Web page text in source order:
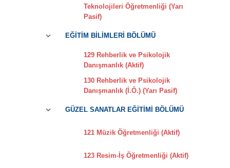
Teknolojileri Öğretmenliği (Yarı
Pasif)
EĞİTİM BİLİMLERİ BÖLÜMÜ
129 Rehberlik ve Psikolojik
Danışmanlık (Aktif)
130 Rehberlik ve Psikolojik
Danışmanlık (İ.Ö.) (Yarı Pasif)
GÜZEL SANATLAR EĞİTİMİ BÖLÜMÜ
121 Müzik Öğretmenliği (Aktif)
123 Resim-İş Öğretmenliği (Aktif)